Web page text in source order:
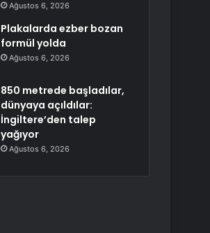
Ağustos 6, 2026
Plakalarda ezber bozan
formül yolda
Ağustos 6, 2026
850 metrede başladılar,
dünyaya açıldılar:
İngiltere’den talep
yağıyor
Ağustos 6, 2026